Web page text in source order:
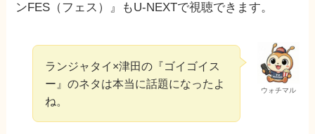
ンFES（フェス）』もU-NEXTで視聴できます。
ウォチマル
ランジャタイ×津田の『ゴイゴイス
ー』のネタは本当に話題になったよ
ね。